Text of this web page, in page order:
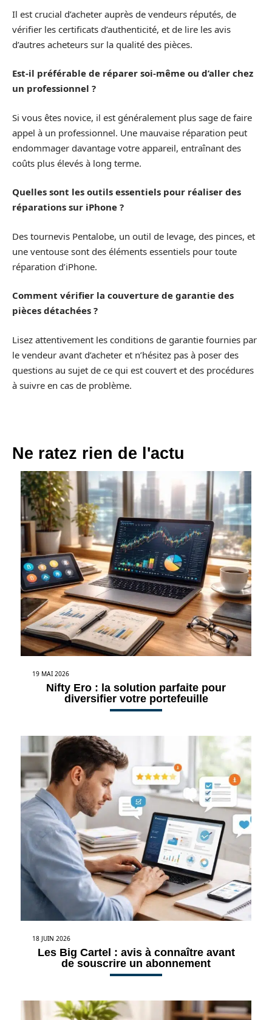
Il est crucial d’acheter auprès de vendeurs réputés, de
vérifier les certificats d’authenticité, et de lire les avis
d’autres acheteurs sur la qualité des pièces.
Est-il préférable de réparer soi-même ou d’aller chez
un professionnel ?
Si vous êtes novice, il est généralement plus sage de faire
appel à un professionnel. Une mauvaise réparation peut
endommager davantage votre appareil, entraînant des
coûts plus élevés à long terme.
Quelles sont les outils essentiels pour réaliser des
réparations sur iPhone ?
Des tournevis Pentalobe, un outil de levage, des pinces, et
une ventouse sont des éléments essentiels pour toute
réparation d’iPhone.
Comment vérifier la couverture de garantie des
pièces détachées ?
Lisez attentivement les conditions de garantie fournies par
le vendeur avant d’acheter et n’hésitez pas à poser des
questions au sujet de ce qui est couvert et des procédures
à suivre en cas de problème.
Ne ratez rien de l'actu
19 MAI 2026
Nifty Ero : la solution parfaite pour
diversifier votre portefeuille
18 JUIN 2026
Les Big Cartel : avis à connaître avant
de souscrire un abonnement